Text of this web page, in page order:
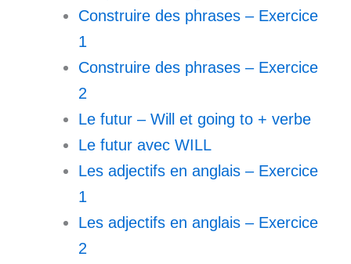
Construire des phrases – Exercice
1
Construire des phrases – Exercice
2
Le futur – Will et going to + verbe
Le futur avec WILL
Les adjectifs en anglais – Exercice
1
Les adjectifs en anglais – Exercice
2